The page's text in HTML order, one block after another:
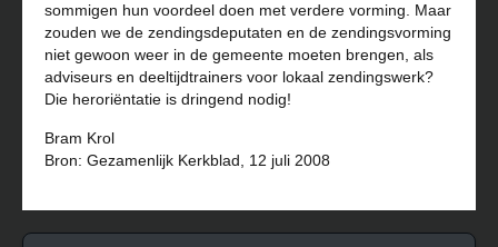
sommigen hun voordeel doen met verdere vorming. Maar
zouden we de zendingsdeputaten en de zendingsvorming
niet gewoon weer in de gemeente moeten brengen, als
adviseurs en deeltijdtrainers voor lokaal zendingswerk?
Die heroriëntatie is dringend nodig!
Bram Krol
Bron: Gezamenlijk Kerkblad, 12 juli 2008